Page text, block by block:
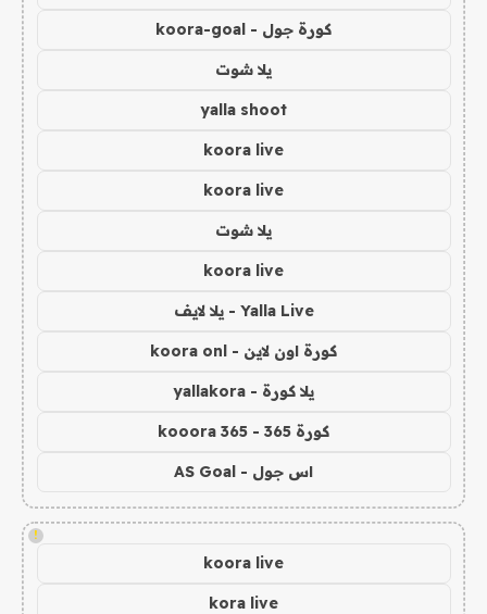
كورة جول - koora-goal
يلا شوت
yalla shoot
koora live
koora live
يلا شوت
koora live
Yalla Live - يلا لايف
كورة اون لاين - koora onl
يلا كورة - yallakora
كورة 365 - kooora 365
اس جول - AS Goal
!
koora live
kora live